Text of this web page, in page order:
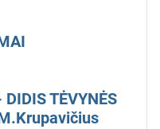
TĖVYNĖS